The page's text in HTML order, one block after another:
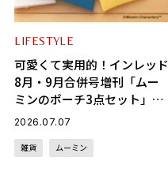
LIFESTYLE
可愛くて実用的！インレッド
8月・9月合併号増刊「ムー
ミンのポーチ3点セット」が
手放せなくなる活用術
2026.07.07
雑貨 ムーミン